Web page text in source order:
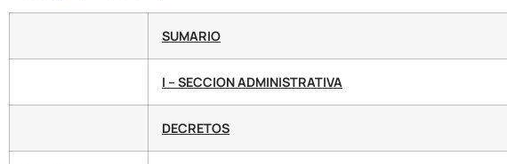
SUMARIO
I – SECCION ADMINISTRATIVA
DECRETOS